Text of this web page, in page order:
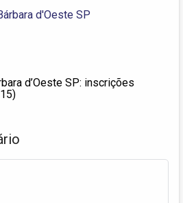
d’Oeste SP: inscrições